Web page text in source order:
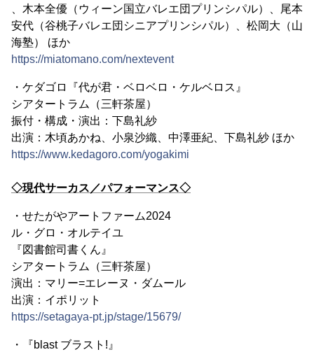
、木本全優（ウィーン国立バレエ団プリンシパル）、尾本
安代（谷桃子バレエ団シニアプリンシパル）、松岡大（山
海塾） ほか
https://miatomano.com/nextevent
・ケダゴロ『代が君・ベロベロ・ケルベロス』
シアタートラム（三軒茶屋）
振付・構成・演出：下島礼紗
出演：木頃あかね、小泉沙織、中澤亜紀、下島礼紗 ほか
https://www.kedagoro.com/yogakimi
◇現代サーカス／パフォーマンス◇
・せたがやアートファーム2024
ル・グロ・オルテイユ
『図書館司書くん』
シアタートラム（三軒茶屋）
演出：マリー=エレーヌ・ダムール
出演：イポリット
https://setagaya-pt.jp/stage/15679/
・『blast ブラスト!』